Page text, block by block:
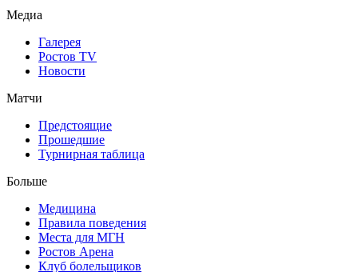
Медиа
Галерея
Ростов TV
Новости
Матчи
Предстоящие
Прошедшие
Турнирная таблица
Больше
Медицина
Правила поведения
Места для МГН
Ростов Арена
Клуб болельщиков